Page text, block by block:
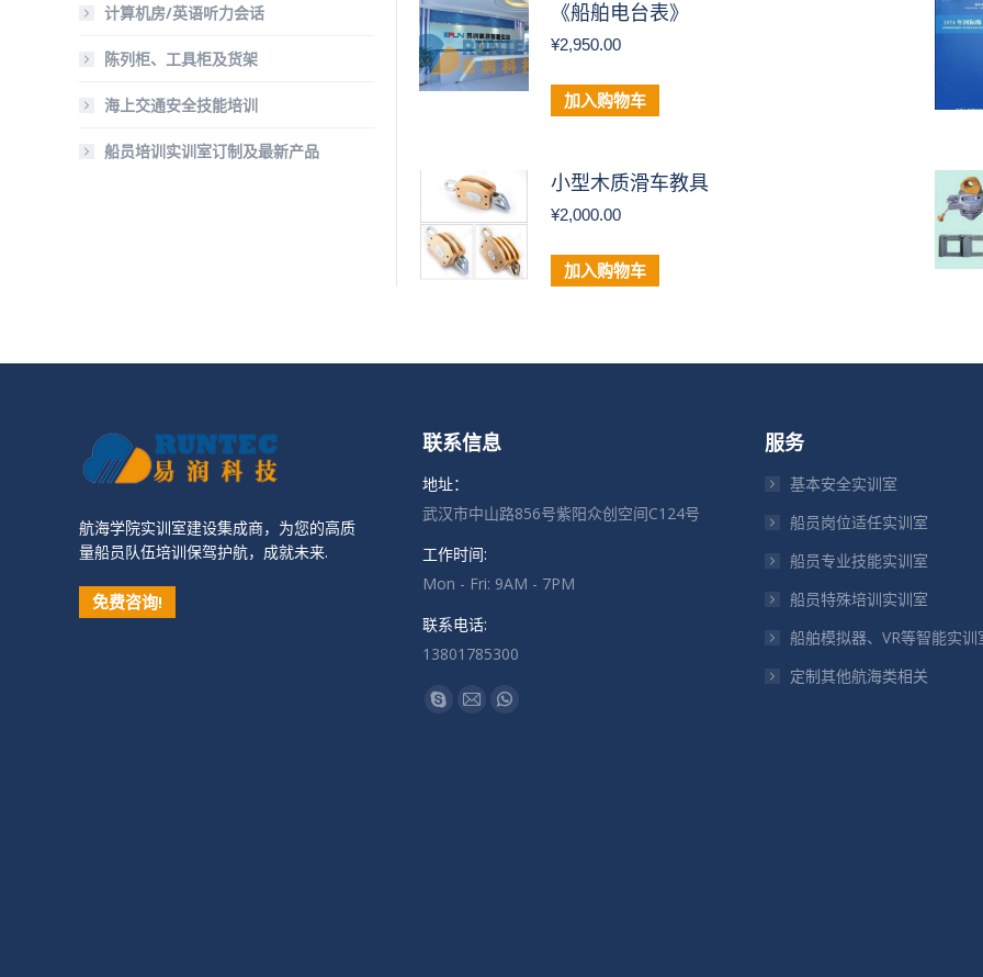
《船舶电台表》
¥2,950.00
加入购物车
小型木质滑车教具
¥2,000.00
加入购物车
计算机房/英语听力会话
陈列柜、工具柜及货架
海上交通安全技能培训
船员培训实训室订制及最新产品
航海学院实训室建设集成商，为您的高质
量船员队伍培训保驾护航，成就未来.
免费咨询!
联系信息
地址：
武汉市中山路856号紫阳众创空间C124号
工作时间:
Mon - Fri: 9AM - 7PM
联系电话:
13801785300
找到我们：
SkypeMailWhatsapp
服务
基本安全实训室
船员岗位适任实训室
船员专业技能实训室
船员特殊培训实训室
船舶模拟器、VR等智能实训
定制其他航海类相关